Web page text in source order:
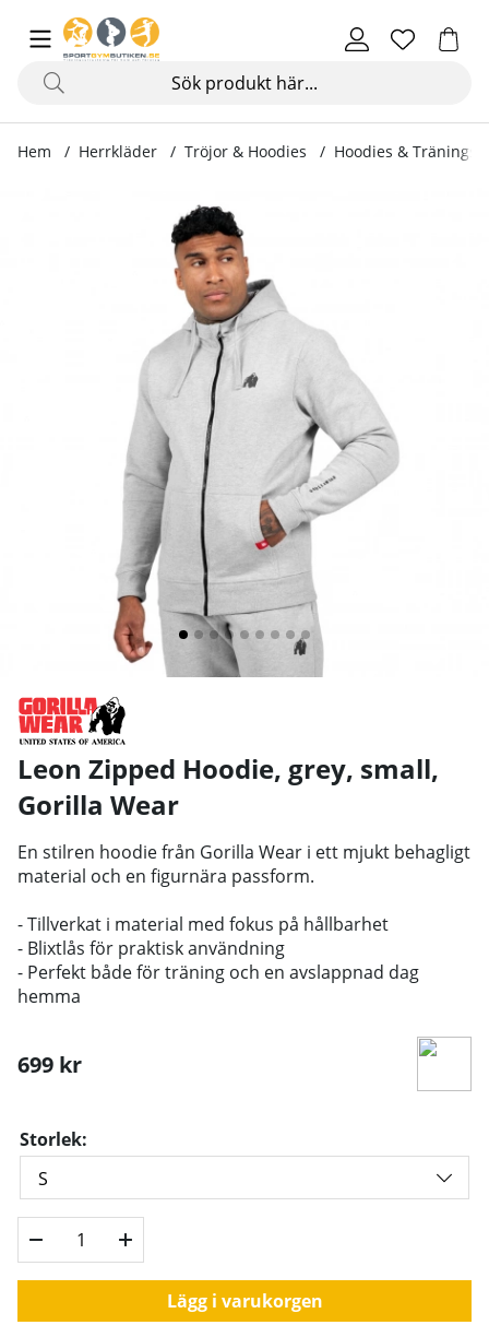
Hem Herrkläder Tröjor & Hoodies Hoodies &
Produktbilder Leon Zipped Hoodie, grey
Leon Zipped Hoodie, grey, small,
Gorilla Wear
En stilren hoodie från Gorilla Wear i ett mjukt behagligt
material och en figurnära passform.
- Tillverkat i material med fokus på hållbarhet
- Blixtlås för praktisk användning
- Perfekt både för träning och en avslappnad dag
hemma
699 kr
Storlek:
Lägg i varukorgen